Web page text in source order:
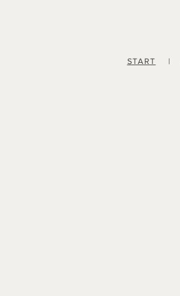
START |